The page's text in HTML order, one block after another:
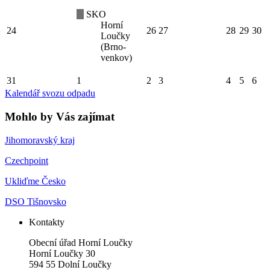
24
SKO
Horní
Loučky
(Brno-
venkov)
26 27 28 29 30
31 1 2 3 4 5
6
Kalendář svozu odpadu
Mohlo by Vás zajímat
Jihomoravský kraj
Czechpoint
Ukliďme Česko
DSO Tišnovsko
Kontakty
Obecní úřad Horní Loučky
Horní Loučky 30
594 55 Dolní Loučky